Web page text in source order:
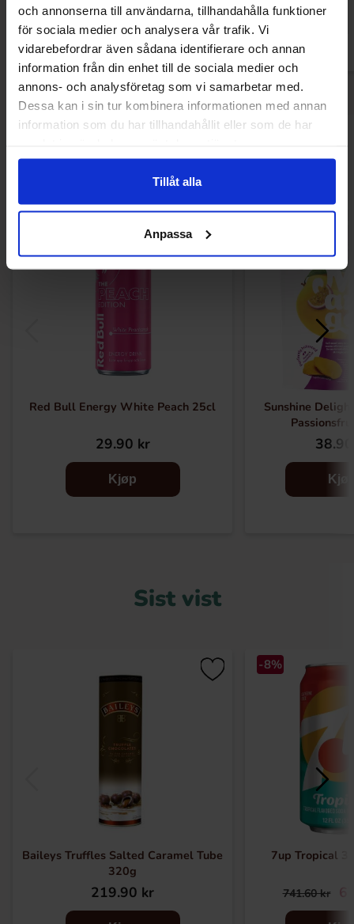
och annonserna till användarna, tillhandahålla funktioner
för sociala medier och analysera vår trafik. Vi
vidarebefordrar även sådana identifierare och annan
information från din enhet till de sociala medier och
annons- och analysföretag som vi samarbetar med.
Dessa kan i sin tur kombinera informationen med annan
information som du har tillhandahållit eller som de har
Tillåt alla
Anpassa
Kjøp
Andre kjøpte også
Red Bull Energy White Peach 25cl
29.90 kr
Kjøp
Sunshine
Sist vist
Baileys Truffles Salted Caramel Tube
320g
219.90 kr
-8%
7up Tropical
741.60 kr